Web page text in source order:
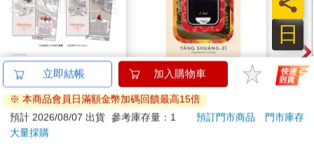
16647 Birthday Cake
拍貼風小卡組
特價 120 元
加入購物車
Taiwan Travelogue: A
Novel(U.S.-printed
edition)
73 折 特價 499
吉
立即結帳 加入購物車
※ 本商品會員日滿額金幣加碼回饋最高15倍
預計 2026/08/07 出貨 參考庫存量：1 預訂門市商品
門市庫存
大量採購
日